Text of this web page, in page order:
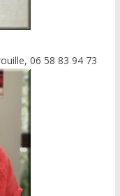
06 58 83 94 73